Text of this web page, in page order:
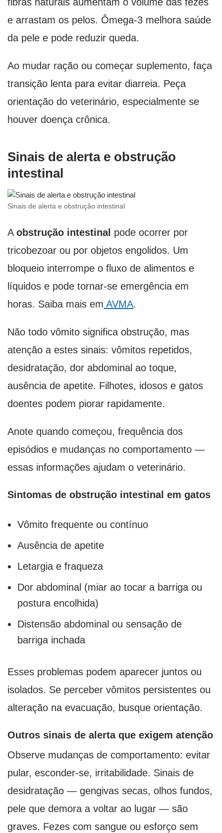
e arrastam os pelos. Ômega-3 melhora saúde
da pele e pode reduzir queda.
Ao mudar ração ou começar suplemento, faça
transição lenta para evitar diarreia. Peça
orientação do veterinário, especialmente se
houver doença crônica.
Sinais de alerta e obstrução
intestinal
Sinais de alerta e obstrução intestinal
A obstrução intestinal pode ocorrer por
tricobezoar ou por objetos engolidos. Um
bloqueio interrompe o fluxo de alimentos e
líquidos e pode tornar-se emergência em
horas. Saiba mais em AVMA.
Não todo vômito significa obstrução, mas
atenção a estes sinais: vômitos repetidos,
desidratação, dor abdominal ao toque,
ausência de apetite. Filhotes, idosos e gatos
doentes podem piorar rapidamente.
Anote quando começou, frequência dos
episódios e mudanças no comportamento —
essas informações ajudam o veterinário.
Sintomas de obstrução intestinal em gatos
Vômito frequente ou contínuo
Ausência de apetite
Letargia e fraqueza
Dor abdominal (miar ao tocar a barriga ou
postura encolhida)
Distensão abdominal ou sensação de
barriga inchada
Esses problemas podem aparecer juntos ou
isolados. Se perceber vômitos persistentes ou
alteração na evacuação, busque orientação.
Outros sinais de alerta que exigem atenção
Observe mudanças de comportamento: evitar
pular, esconder-se, irritabilidade. Sinais de
desidratação — gengivas secas, olhos fundos,
pele que demora a voltar ao lugar — são
graves. Fezes com sangue ou esforço sem